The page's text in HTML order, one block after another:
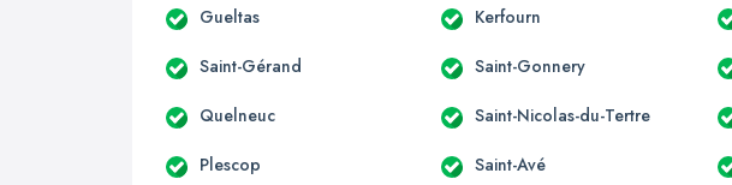
Gueltas Kerfourn
Saint-Gérand Saint-Gonnery
Quelneuc Saint-Nicolas-du-Tertre
Plescop Saint-Avé